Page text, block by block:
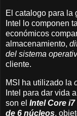
El catalogo para la
Intel lo componen
económicos
almacenamiento,
del sistema
cliente.
MSI ha utilizado la
Intel para dar vida
son el Intel Core
de 6 núcleos,